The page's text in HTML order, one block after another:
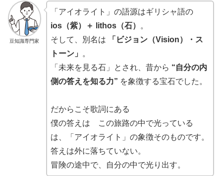
豆知識専門家
「アイオライト」の語源はギリシャ語の
ios（紫）＋ lithos（石）
。
そして、別名は
「ビジョン（Vision）・ス
トーン」
。
「未来を見る石」とされ、昔から “自分の内
側の答えを知る力” を象徴する宝石でした。
だからこそ歌詞にある
僕の答えは この旅路の中で光っている
は、「アイオライト」の象徴そのものです。
答えは外に落ちていない。
冒険の途中で、自分の中で光り出す。